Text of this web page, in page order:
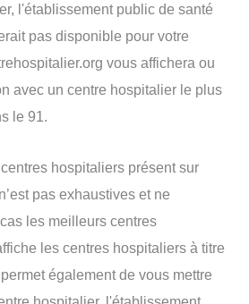
l'établissement public de santé
pas disponible pour votre
vous affichera ou
avec un centre hospitalier le plus
le 91.
hospitaliers présent sur
pas exhaustives et ne
les meilleurs centres
les centres hospitaliers à titre
également de vous mettre